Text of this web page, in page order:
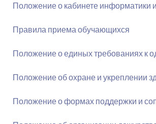
Положение о кабинете информатики
Правила приема обучающихся
Положение о единых требованиях к
Положение об охране и укреплении
Положение о формах поддержки и